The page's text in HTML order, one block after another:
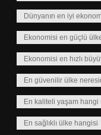
Dünyanın en iyi
Ekonomisi en güçlü
Ekonomisi en hızlı
En güvenilir ülke
En kaliteli yaşam hangi
En sağlıklı ülke hangisi